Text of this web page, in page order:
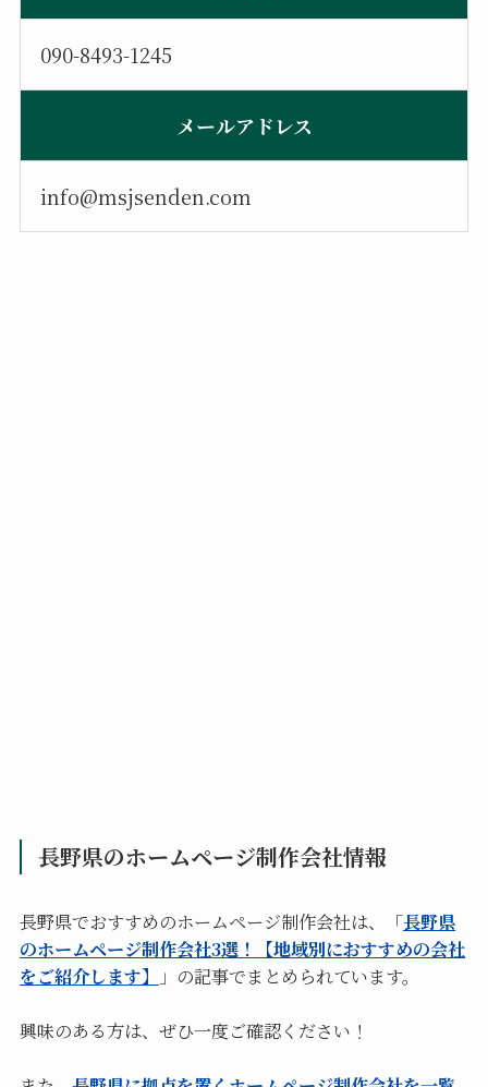
090-8493-1245
メールアドレス
info@msjsenden.com
長野県のホームページ制作会社情報
長野県でおすすめのホームページ制作会社は、「長野県
のホームページ制作会社3選！【地域別におすすめの会社
をご紹介します】
」の記事でまとめられています。
興味のある方は、ぜひ一度ご確認ください！